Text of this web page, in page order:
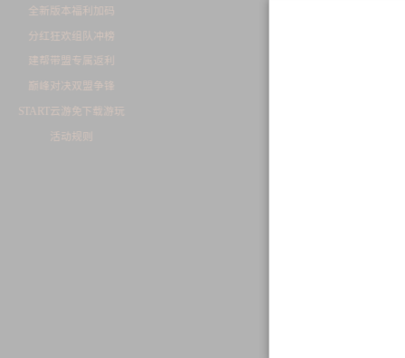
全新版本福利加码
分红狂欢组队冲榜
建帮带盟专属返利
巅峰对决双盟争锋
START云游免下载游玩
活动规则